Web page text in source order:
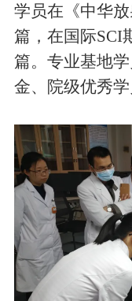
学员在《中华
篇，在国际SCI
篇。专业基地
金、院级优秀学